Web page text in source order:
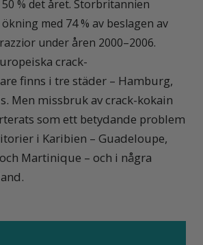
% det året. Storbritannien
med 74 % av beslagen av
under åren 2000–2006.
crack-
finns i tre städer – Hamburg,
Men missbruk av crack-kokain
som ett betydande problem
i Karibien – Guadeloupe,
Martinique – och i några